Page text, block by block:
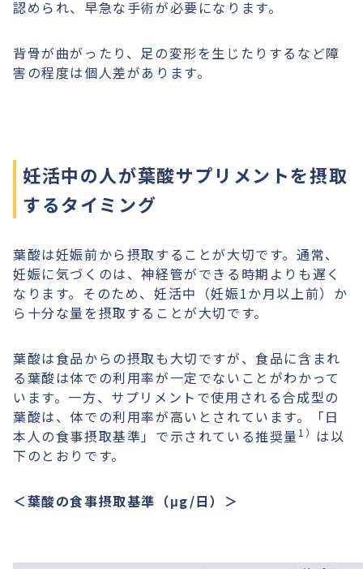
認められ、早急な手術が必要になります。
背骨が曲がったり、足の変形を生じたりするなど障
害の程度は個人差があります。
妊活中の人が葉酸サプリメントを摂取
するタイミング
葉酸は妊娠前から摂取することが大切です。通常、
妊娠に気づくのは、神経管ができる時期よりも遅く
なります。そのため、妊活中（妊娠1か月以上前）か
ら十分な量を摂取することが大切です。
葉酸は食品からの摂取も大切ですが、食品に含まれ
る葉酸は体での利用率が一定でないことがわかって
います。一方、サプリメントで使用される合成型の
葉酸は、体での利用率が高いとされています。「日
本人の食事摂取基準」で示されている推奨量 1） は以
下のとおりです。
＜葉酸の食事摂取基準（μg/日）＞